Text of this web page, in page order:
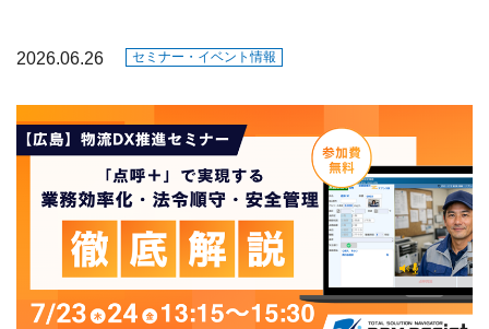
2026.06.26 セミナー・イベント情報